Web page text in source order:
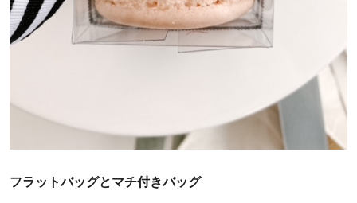
フラットバッグとマチ付きバッグ